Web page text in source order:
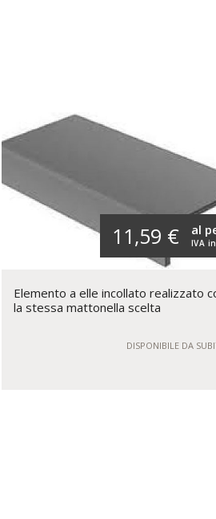
11,59 € IVA
al
Elemento a elle incollato realizzato
la stessa mattonella scelta
DISPONIBILE DA